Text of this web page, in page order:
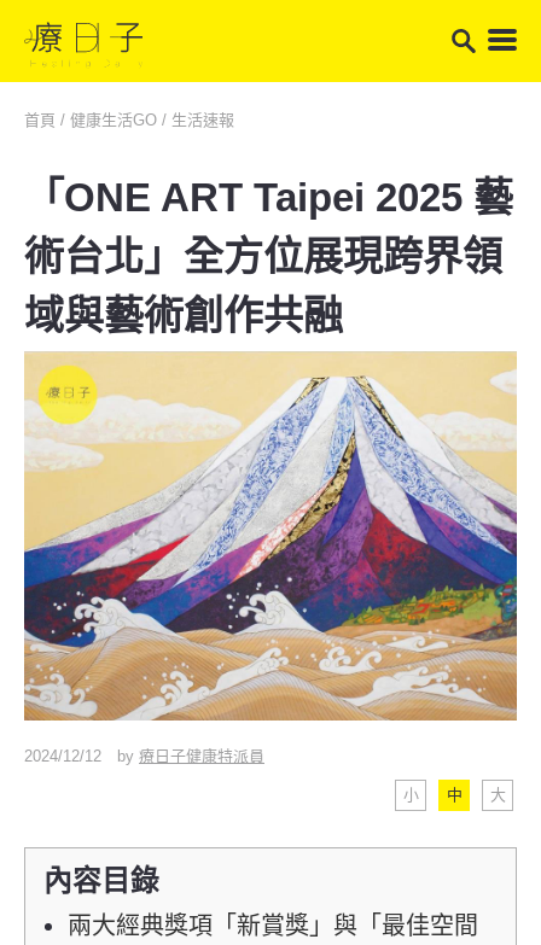
首頁 / 健康生活GO / 生活速報
「ONE ART Taipei 2025 藝
術台北」全方位展現跨界領
域與藝術創作共融
2024/12/12 by 療日子健康特派員
小 中 大
內容目錄
兩大經典獎項「新賞獎」與「最佳空間